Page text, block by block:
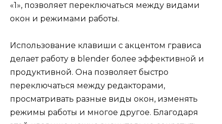
«1», позволяет переключаться между видами
окон и режимами работы.
Использование клавиши с акцентом грависа
делает работу в blender более эффективной и
продуктивной. Она позволяет быстро
переключаться между редакторами,
просматривать разные виды окон, изменять
режимы работы и многое другое. Благодаря